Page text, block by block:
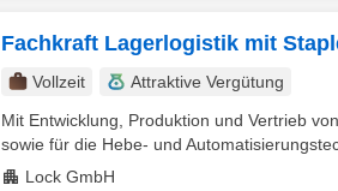
Fachkraft Lagerlogistik mit
Vollzeit
Attraktive Vergütung
Mit Entwicklung, Produktion und Vertrieb
sowie für die Hebe- und
Lock GmbH